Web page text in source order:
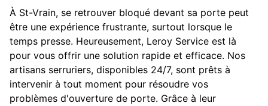
À St-Vrain, se retrouver bloqué devant sa porte peut
être une expérience frustrante, surtout lorsque le
temps presse. Heureusement, Leroy Service est là
pour vous offrir une solution rapide et efficace. Nos
artisans serruriers, disponibles 24/7, sont prêts à
intervenir à tout moment pour résoudre vos
problèmes d'ouverture de porte. Grâce à leur